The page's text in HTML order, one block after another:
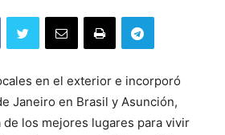
en el exterior e incorporó
Janeiro en Brasil y Asunción,
de los mejores lugares para vivir